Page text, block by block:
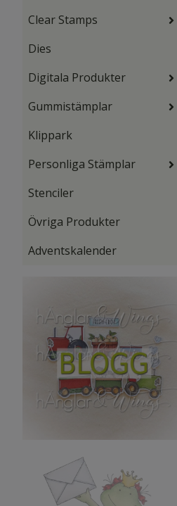
Clear Stamps
Dies
Digitala Produkter
Gummistämplar
Klippark
Personliga Stämplar
Stenciler
Övriga Produkter
Adventskalender